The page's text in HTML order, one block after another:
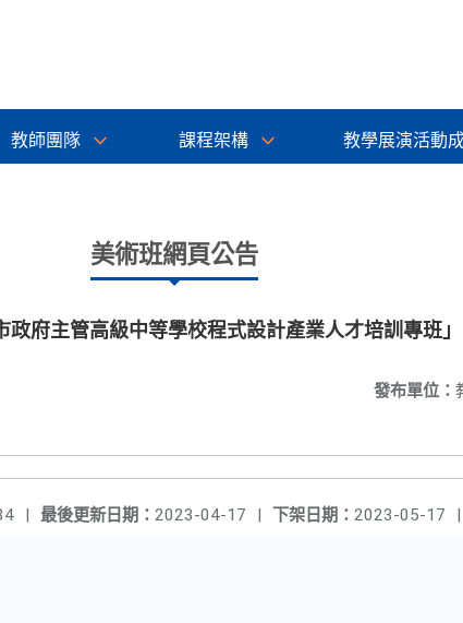
教師團隊 課程架構 教學展演活動
美術班網頁公告
府主管高級中等學校程式設計產業人才培訓專班」
發布單位：
下架日期： 2023-05-17 |
最後更新日期： 2023-04-17 |
|